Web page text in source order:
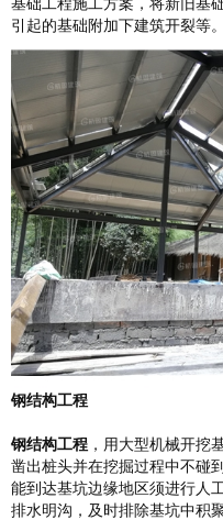
引起的基础附加下建筑开裂等。
钢结构工程
钢结构工程 ，用大型机械开挖
凿出桩头并在挖掘过程中不碰
能到达基坑边缘地区须进行人
排水明沟，及时排除基坑中积